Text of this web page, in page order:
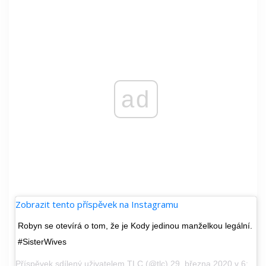
ad
Zobrazit tento příspěvek na Instagramu
Robyn se otevírá o tom, že je Kody jedinou manželkou legální.
#SisterWives
Příspěvek sdílený uživatelem TLC (@tlc) 29. března 2020 v 6:00 dopoledne